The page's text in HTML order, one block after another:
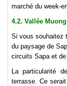
marché du week-
4.2. Vallée
Si vous souhaitez
du paysage de
circuits Sapa et
La particularité
terrasse. Ce